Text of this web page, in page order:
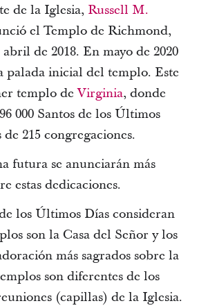
de la Iglesia, Russell M.
el Templo de Richmond,
de 2018. En mayo de 2020
palada inicial del templo. Este
templo deVirginia, donde
000 Santos de los Últimos
de 215 congregaciones.
futura se anunciarán más
estas dedicaciones.
los Últimos Días consideran
son la Casa del Señor y los
más sagrados sobre la
son diferentes de los
(capillas) de la Iglesia.